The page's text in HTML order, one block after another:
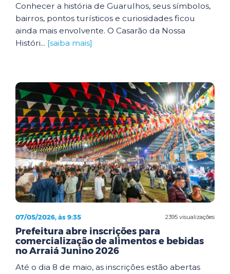
Conhecer a história de Guarulhos, seus símbolos,
bairros, pontos turísticos e curiosidades ficou
ainda mais envolvente. O Casarão da Nossa
Históri... [saiba mais]
2395 visualizações
07/05/2026, às 9:35
Prefeitura abre inscrições para
comercialização de alimentos e bebidas
no Arraiá Junino 2026
Até o dia 8 de maio, as inscrições estão abertas